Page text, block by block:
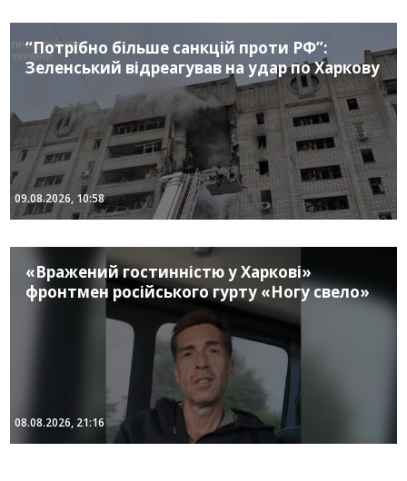
“Потрібно більше санкцій проти РФ”:
Зеленський відреагував на удар по Харкову
09.08.2026, 10:58
«Вражений гостинністю у Харкові»
фронтмен російського гурту «Ногу свело»
08.08.2026, 21:16